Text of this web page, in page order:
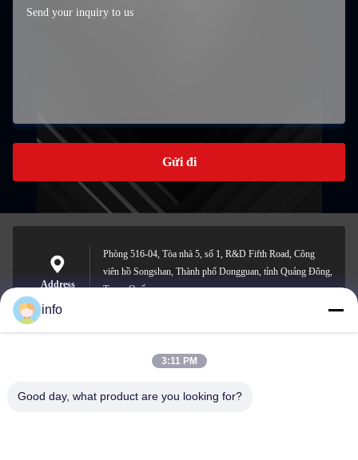
Gửi đi
Address
Phòng 516-04, Tòa nhà 5, số 1, R&D Fifth Road, Công
viên hồ Songshan, Thành phố Dongguan, tỉnh Quảng Đông,
Trung Quốc
info@gdpowerplus.com
info
3:11 PM
Good day, what product are you looking for?